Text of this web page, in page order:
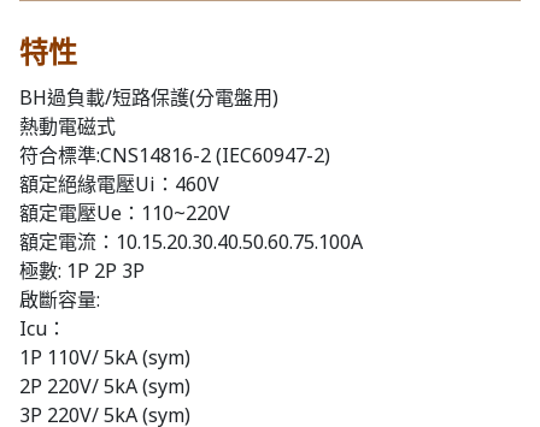
特性
BH過負載/短路保護(分電盤用)
熱動電磁式
符合標準:CNS14816-2 (IEC60947-2)
額定絕緣電壓Ui：460V
額定電壓Ue：110~220V
額定電流：10.15.20.30.40.50.60.75.100A
極數: 1P 2P 3P
啟斷容量:
Icu：
1P 110V/ 5kA (sym)
2P 220V/ 5kA (sym)
3P 220V/ 5kA (sym)